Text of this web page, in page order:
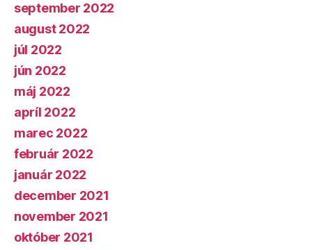
september 2022
august 2022
júl 2022
jún 2022
máj 2022
apríl 2022
marec 2022
február 2022
január 2022
december 2021
november 2021
október 2021